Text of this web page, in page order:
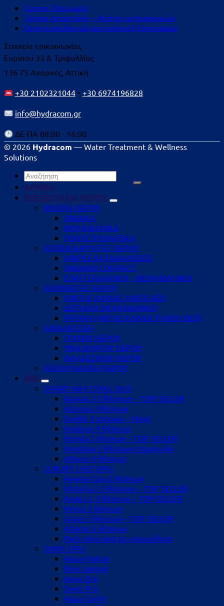
Τρόποι Πληρωμής
Τρόποι Αποστολής – Κόστος μεταφορικών
Όροι συναλλαγών και πολιτική Επιτροφών
Στοιχεία επικοινωνίας
Ευρίπου 33 & Τριφυλλίας
136 75 Αχαρνές, Αττική
+30 2102321044• +30 6974196828
info@hydracom.gr
ΔΕ-ΠΑ 08:00 - 16:00
© 2026 Hydracom — Water Treatment & Wellness
Solutions
Αναζήτηση
για:
ΑΡΧΙΚΗ
ΕΠΕΞΕΡΓΑΣΙΑ ΝΕΡΟΥ
ΦΙΛΤΡΑ ΝΕΡΟΥ
ΟΙΚΙΑΚΑ
ΒΙΟΜΗΧΑΝΙΚΑ
ΠΟΛΥΣΤΡΩΜΑΤΙΚΑ
ΑΠΟΣΚΛΗΡΥΝΤΕΣ ΝΕΡΟΥ
ΜΙΚΡΕΣ ΚΑΤΑΝΑΛΩΣΕΙΣ
ΟΙΚΙΑΚΟΙ COMPACT
ΕΠΑΓΓΕΛΜΑΤΙΚΟΙ – ΒΙΟΜΗΧΑΝΙΚΟΙ
ΑΠΙΟΝΙΣΤΕΣ ΝΕΡΟΥ
ΜΙΚΤΗΣ ΚΛΙΝΗΣ MIXED BED
ΔΙΣΤΗΛΟΙ ΒΙΟΜΗΧΑΝΙΚΟΙ
ΡΗΤΙΝΗ ΜΙΚΤΗΣ ΚΛΙΝΗΣ (MIXED BED)
ΑΦΑΛΑΤΩΣΗ
ΓΛΥΚΟΥ ΝΕΡΟΥ
ΥΦΑΛΜΥΡΟΥ ΝΕΡΟΥ
ΘΑΛΑΣΣΙΝΟΥ ΝΕΡΟΥ
ΑΠΟΛΥΜΑΝΣΗ ΝΕΡΟΥ
SPA
SMART WI-FI SPAS 2025
Kansas 2-3 θέσεων – TOP SELLER
Arizona 3 θέσεων
Seville 3 ατόμων – New!
Madison 4 θέσεων
Florida 5 θέσεων – TOP SELLER
Montana 5 θέσεων στρογγυλό
Athens 6 θέσεων
LUXURY LINE SPAS
Aegean Spa 2 θέσεων
Victoria 2-3 θέσεων – TOP SELLER
Andes 2-3 θέσεων – TOP SELLER
Venus 3 θέσεων
Grace 5 θέσεων – TOP SELLER
Atlanta 5 θέσεων
Paris mini pool με υπερχείλιση
SWIM SPAS
Aqua Motion
Blue Lagoon
Aqua Zen
Swim Pro
Aqua Sprint